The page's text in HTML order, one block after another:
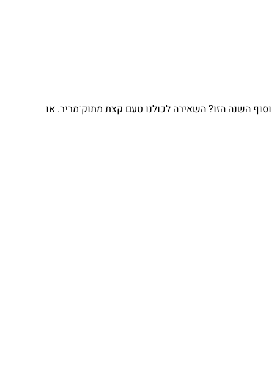
השנה הזו? השאירה לכולנו טעם קצת מתוק־מריר. או